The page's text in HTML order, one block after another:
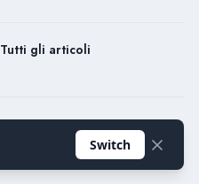
Tutti gli articoli
Switch